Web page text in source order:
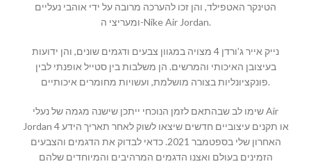
הטינקר האטפילד, והן זכו להערכה מרובה על ידי אוהבי נעליים
ומעריצי ה-Nike Air Jordan.
נייק אייר ג’ורדן 4 מצויה במגוון צבעים ודגמים שונים, והן ידועות
בעיצובן האיכותי והמרשים. הן משלבות בין סטייל אופנתי לבין
פונקציונליות בצורה מושלמת, ועשויות מחומרים איכותיים.
שימו לב שבהתאם לזמן הנוכחי ייתכן שישנה מגמה של נעלי Air
Jordan 4 או תקנים עיצוביים חדשים שיצאו לשוק לאחר תאריך הידע
האחרון שלי בספטמבר 2021. כדאי לבדוק את הדגמים והצבעים
הזמינים בעולם ואצנו הדגמים המרהיבים והמיוחדים שלהם